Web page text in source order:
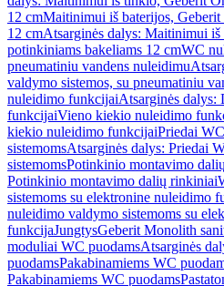
12 cmMaitinimui iš baterijos,
12 cmAtsarginės dalys: Maitinimui iš
potinkiniams bakeliams 12 cmWC
pneumatiniu vandens nuleidimu
valdymo sistemos, su pneumatiniu
nuleidimo funkcijaiAtsarginės
funkcijaiVieno kiekio nuleidimo
kiekio nuleidimo funkcijaiPriedai
sistemomsAtsarginės dalys: Priedai
sistemomsPotinkinio montavimo
Potinkinio montavimo dalių rinkiniai
sistemoms su elektronine nuleidimo
nuleidimo valdymo sistemoms su
funkcijaJungtysGeberit Monolith
moduliai WC puodamsAtsarginės
puodamsPakabinamiems WC
Pakabinamiems WC puodams